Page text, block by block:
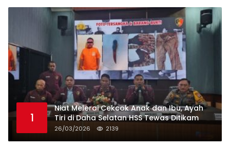
1
Niat Melerai Cekcok Anak dan Ibu, Ayah
Tiri di Daha Selatan HSS Tewas Ditikam
26/03/2026 2139